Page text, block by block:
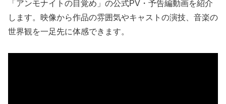
「アンモナイトの目覚め」の公式PV・予告編動画を紹介
します。映像から作品の雰囲気やキャストの演技、音楽の
世界観を一足先に体感できます。